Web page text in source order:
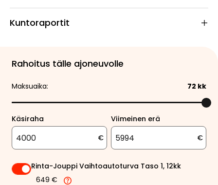
Kuntoraportit
Rahoitus tälle ajoneuvolle
Maksuaika: 72 kk
Käsiraha
€
Viimeinen erä
€
Rinta-Jouppi Vaihtoautoturva Taso 1, 12kk
649 €